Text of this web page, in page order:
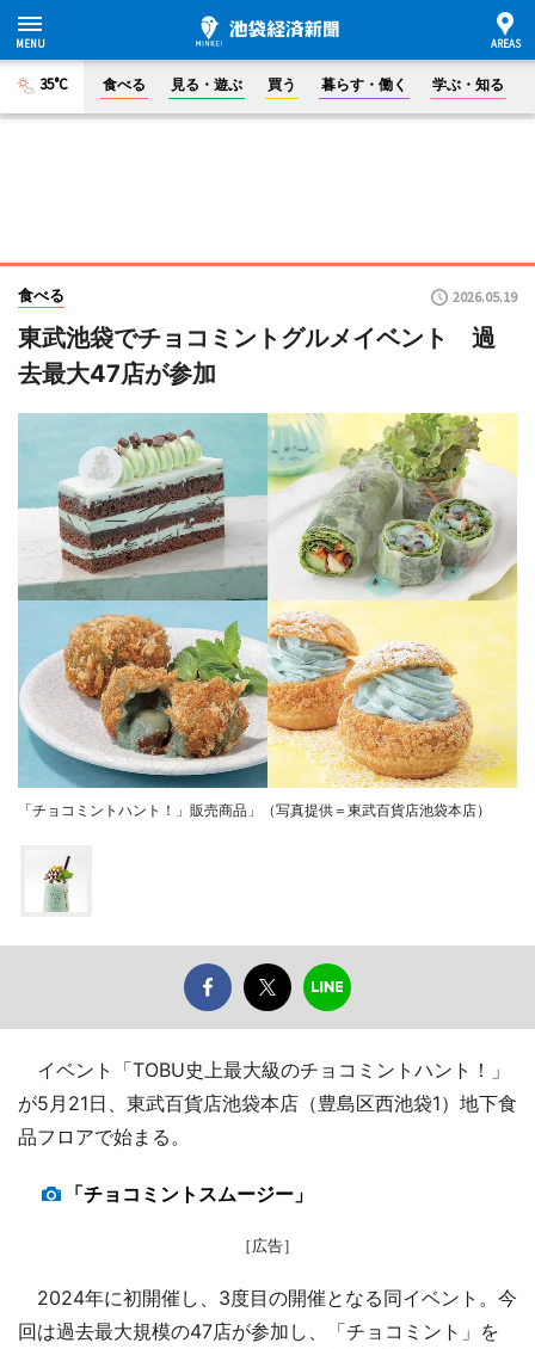
35°C 食べる 見る・遊ぶ 買う 暮らす・働く 学ぶ・知る
食べる 2026.05.19
東武池袋でチョコミントグルメイベント 過
去最大47店が参加
「チョコミントハント！」販売商品」（写真提供＝東武百貨店池袋本店）
イベント「TOBU史上最大級のチョコミントハント！」
が5月21日、東武百貨店池袋本店（豊島区西池袋1）地下食
品フロアで始まる。
「チョコミントスムージー」
［広告］
2024年に初開催し、3度目の開催となる同イベント。今
回は過去最大規模の47店が参加し、「チョコミント」を